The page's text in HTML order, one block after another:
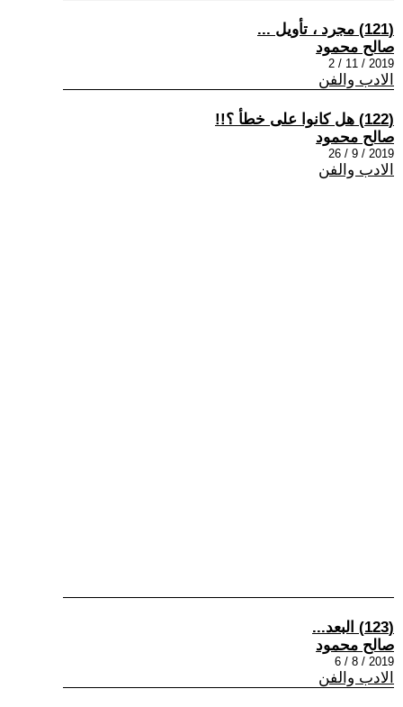
(121) مجرد ، تأويل ...
صالح محمود
2019 / 11 / 2
الادب والفن
(122) هل كانوا على خطأ ؟!!
صالح محمود
2019 / 9 / 26
الادب والفن
(123) البعد...
صالح محمود
2019 / 8 / 6
الادب والفن